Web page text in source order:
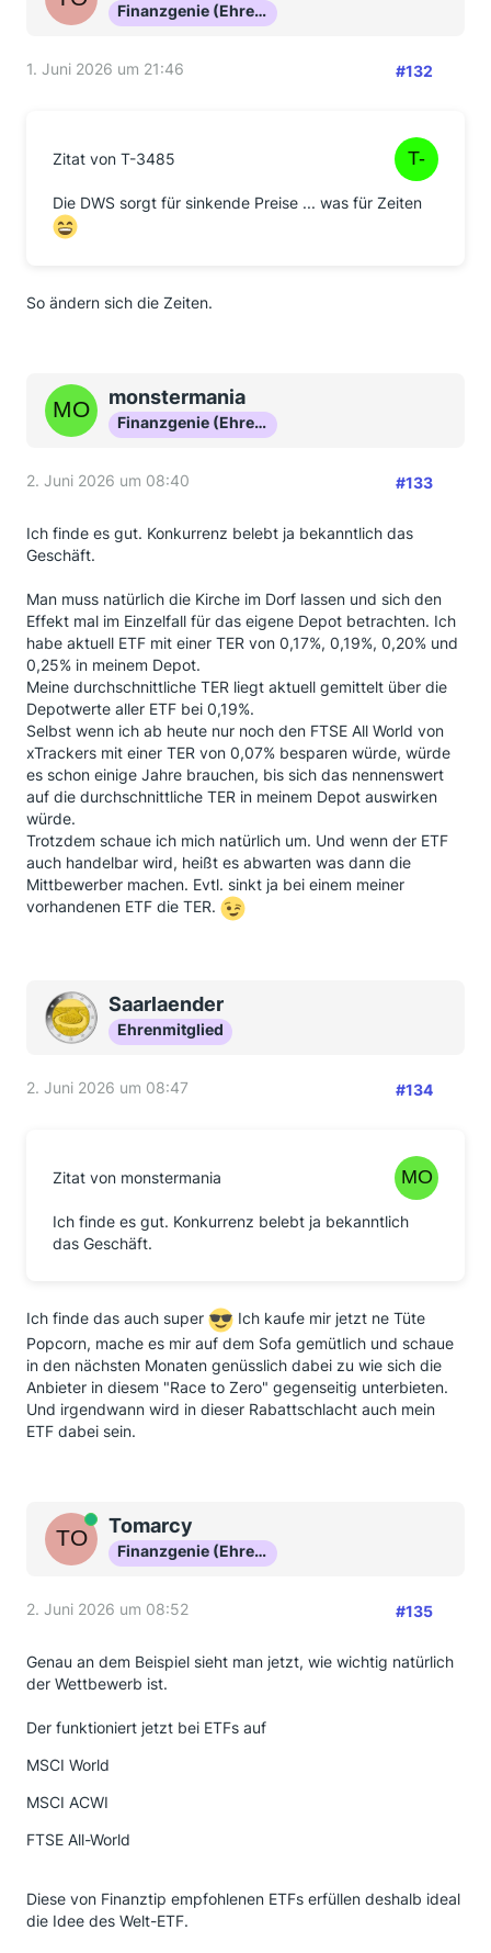
Finanzgenie (Ehrenmitglied)
1. Juni 2026 um 21:46 #132
Zitat von T-3485
Die DWS sorgt für sinkende Preise ... was für Zeiten
So ändern sich die Zeiten.
monstermania
Finanzgenie (Ehrenmitglied)
2. Juni 2026 um 08:40 #133
Ich finde es gut. Konkurrenz belebt ja bekanntlich das
Geschäft.
Man muss natürlich die Kirche im Dorf lassen und sich den
Effekt mal im Einzelfall für das eigene Depot betrachten. Ich
habe aktuell ETF mit einer TER von 0,17%, 0,19%, 0,20% und
0,25% in meinem Depot.
Meine durchschnittliche TER liegt aktuell gemittelt über die
Depotwerte aller ETF bei 0,19%.
Selbst wenn ich ab heute nur noch den FTSE All World von
xTrackers mit einer TER von 0,07% besparen würde, würde
es schon einige Jahre brauchen, bis sich das nennenswert
auf die durchschnittliche TER in meinem Depot auswirken
würde.
Trotzdem schaue ich mich natürlich um. Und wenn der ETF
auch handelbar wird, heißt es abwarten was dann die
Mittbewerber machen. Evtl. sinkt ja bei einem meiner
vorhandenen ETF die TER.
Saarlaender
Ehrenmitglied
2. Juni 2026 um 08:47 #134
Zitat von monstermania
Ich finde es gut. Konkurrenz belebt ja bekanntlich
das Geschäft.
Ich finde das auch super
Ich kaufe mir jetzt ne Tüte
Popcorn, mache es mir auf dem Sofa gemütlich und schaue
in den nächsten Monaten genüsslich dabei zu wie sich die
Anbieter in diesem "Race to Zero" gegenseitig unterbieten.
Und irgendwann wird in dieser Rabattschlacht auch mein
ETF dabei sein.
OnlineTomarcy
Finanzgenie (Ehrenmitglied)
2. Juni 2026 um 08:52 #135
Genau an dem Beispiel sieht man jetzt, wie wichtig natürlich
der Wettbewerb ist.
Der funktioniert jetzt bei ETFs auf
MSCI World
MSCI ACWI
FTSE All-World
Diese von Finanztip empfohlenen ETFs erfüllen deshalb ideal
die Idee des Welt-ETF.